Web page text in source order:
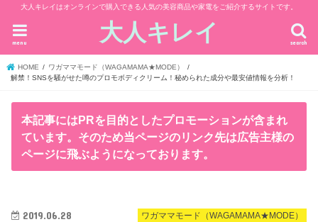
大人キレイはオンラインで購入できる人気の美容商品や家電をご紹介するサイトです。
大人キレイ search
menu
HOME
ワガママモード（WAGAMAMA★MODE）
解禁！SNSを騒がせた噂のプロモボディクリーム！秘められた成分や最安値情報を分析！
本記事にはPRを目的としたプロモーションが含まれ
ています。そのため当ページのリンク先は広告主様の
ページに飛ぶようになっております。
ワガママモード（WAGAMAMA★MODE）
2019.06.28